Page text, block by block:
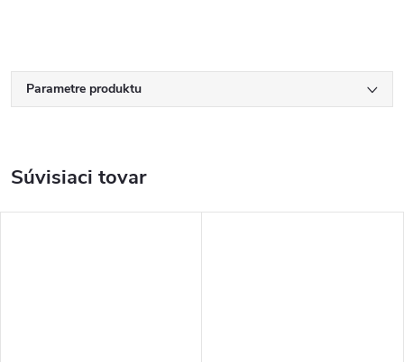
Parametre produktu
Súvisiaci tovar